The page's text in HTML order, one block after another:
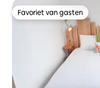
Favoriet van gasten
Favoriet van gasten